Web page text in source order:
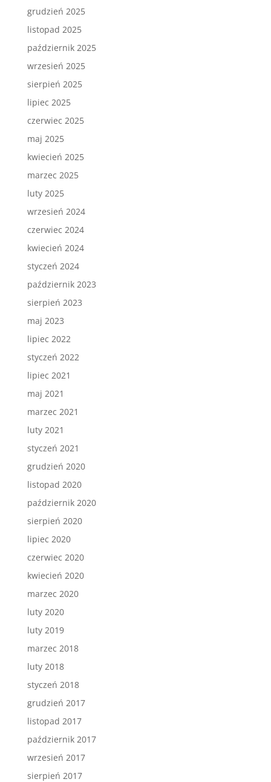
grudzień 2025
listopad 2025
październik 2025
wrzesień 2025
sierpień 2025
lipiec 2025
czerwiec 2025
maj 2025
kwiecień 2025
marzec 2025
luty 2025
wrzesień 2024
czerwiec 2024
kwiecień 2024
styczeń 2024
październik 2023
sierpień 2023
maj 2023
lipiec 2022
styczeń 2022
lipiec 2021
maj 2021
marzec 2021
luty 2021
styczeń 2021
grudzień 2020
listopad 2020
październik 2020
sierpień 2020
lipiec 2020
czerwiec 2020
kwiecień 2020
marzec 2020
luty 2020
luty 2019
marzec 2018
luty 2018
styczeń 2018
grudzień 2017
listopad 2017
październik 2017
wrzesień 2017
sierpień 2017